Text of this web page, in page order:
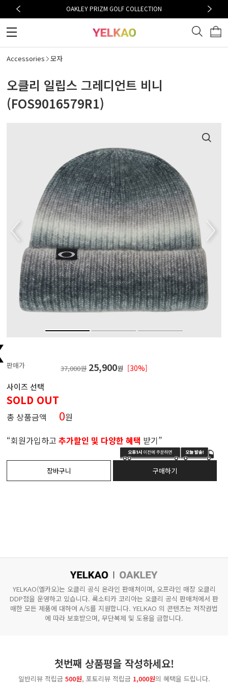
OAKLEY PRIZM GOLF COLLECTION
Accessories 모자
오클리 일립스 그레디언트 비니
(FOS9016579R1)
판매가 37,000원 25,900원 [30%]
사이즈 선택
SOLD OUT
총 상품금액 0원
“회원가입하고 추가할인 및 다양한 혜택 받기”
YELKAO(옐카오)는 오클리 공식 온라인 판매처이며, 오프라인 매장 오클리
DDP점을 운영하고 있습니다. 룩소티카 코리아는 오클리 공식 판매처에서 판
매한 모든 제품에 대하여 A/S를 지원합니다. YELKAO 의 콘텐츠는 저작권법
에 따라 보호받으며, 무단복제 및 도용을 금합니다.
첫번째 상품평을 작성하세요!
일반리뷰 적립금 500원, 포토리뷰 적립금 1,000원의 혜택을 드립니다.